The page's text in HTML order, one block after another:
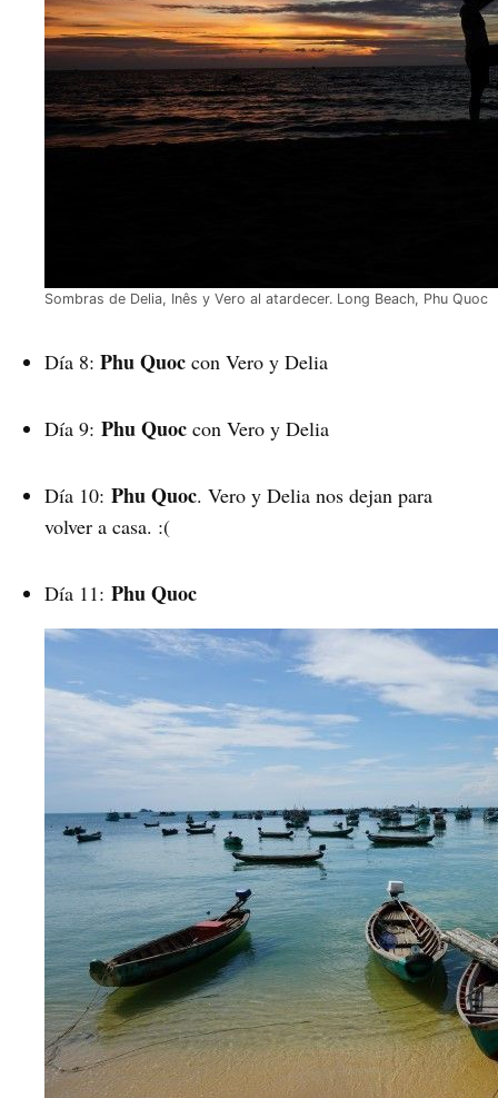
Sombras de Delia, Inês y Vero al atardecer. Long Beach, Phu Quoc
Día 8:Phu Quoc con Vero y Delia
Día 9:Phu Quoc con Vero y Delia
Día 10:Phu Quoc. Vero y Delia nos dejan para
volver a casa. :(
Día 11:Phu Quoc